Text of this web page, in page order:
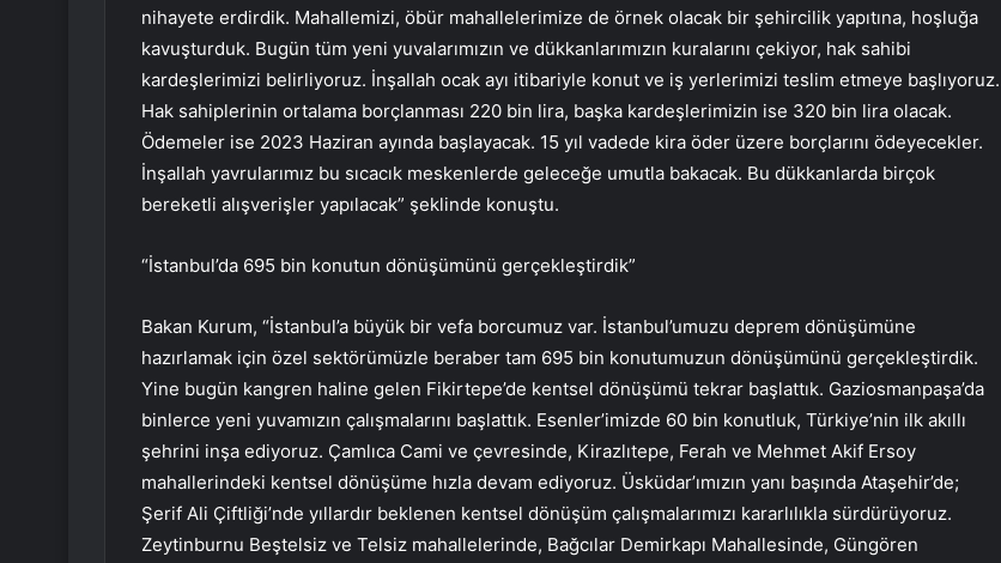
nihayete erdirdik. Mahallemizi, öbür mahallelerimize de örnek olacak bir şehircilik yapıtına, hoşluğa
kavuşturduk. Bugün tüm yeni yuvalarımızın ve dükkanlarımızın kuralarını çekiyor, hak sahibi
kardeşlerimizi belirliyoruz. İnşallah ocak ayı itibariyle konut ve iş yerlerimizi teslim etmeye başlıyoruz.
Hak sahiplerinin ortalama borçlanması 220 bin lira, başka kardeşlerimizin ise 320 bin lira olacak.
Ödemeler ise 2023 Haziran ayında başlayacak. 15 yıl vadede kira öder üzere borçlarını ödeyecekler.
İnşallah yavrularımız bu sıcacık meskenlerde geleceğe umutla bakacak. Bu dükkanlarda birçok
bereketli alışverişler yapılacak” şeklinde konuştu.
“İstanbul’da 695 bin konutun dönüşümünü gerçekleştirdik”
Bakan Kurum, “İstanbul’a büyük bir vefa borcumuz var. İstanbul’umuzu deprem dönüşümüne
hazırlamak için özel sektörümüzle beraber tam 695 bin konutumuzun dönüşümünü gerçekleştirdik.
Yine bugün kangren haline gelen Fikirtepe’de kentsel dönüşümü tekrar başlattık. Gaziosmanpaşa’da
binlerce yeni yuvamızın çalışmalarını başlattık. Esenler’imizde 60 bin konutluk, Türkiye’nin ilk akıllı
şehrini inşa ediyoruz. Çamlıca Cami ve çevresinde, Kirazlıtepe, Ferah ve Mehmet Akif Ersoy
mahallerindeki kentsel dönüşüme hızla devam ediyoruz. Üsküdar’ımızın yanı başında Ataşehir’de;
Şerif Ali Çiftliği’nde yıllardır beklenen kentsel dönüşüm çalışmalarımızı kararlılıkla sürdürüyoruz.
Zeytinburnu Beştelsiz ve Telsiz mahallelerinde, Bağcılar Demirkapı Mahallesinde, Güngören